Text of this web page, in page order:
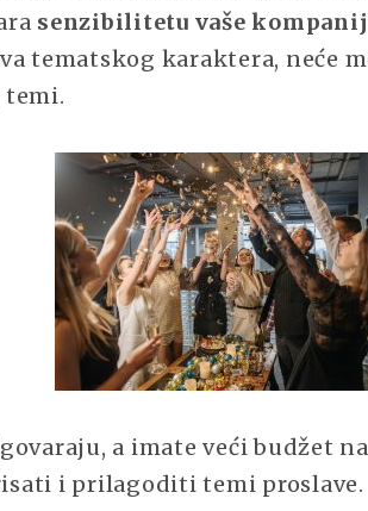
senzibilitetu vaše
tematskog karaktera, neće
temi.
a imate veći budžet
i prilagoditi temi proslave.